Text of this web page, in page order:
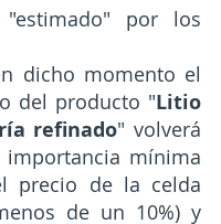
por los
dicho momento el
del producto "Litio
refinado" volverá
mínima
precio de la celda
de un 10%) y